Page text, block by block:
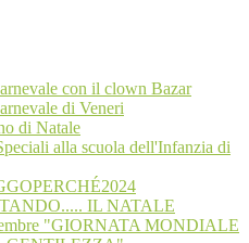
con il clown Bazar
di Veneri
di Natale
alla scuola dell'Infanzia di
IL NATALE
"GIORNATA MONDIALE